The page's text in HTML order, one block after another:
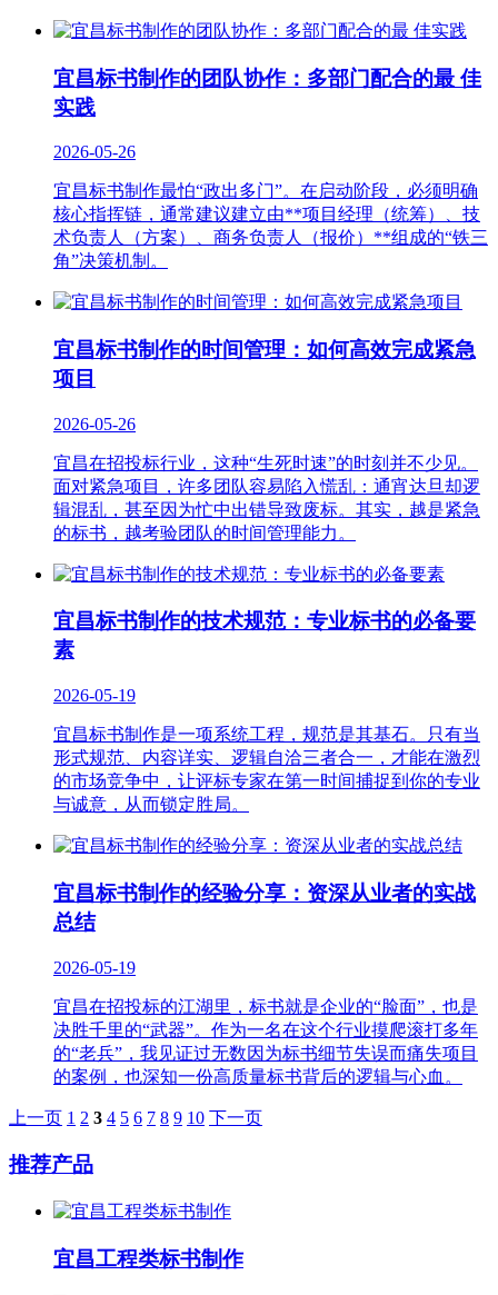
宜昌标书制作的团队协作：多部门配合的最 佳
实践
2026-05-26
宜昌标书制作最怕“政出多门”。在启动阶段，必须明确
核心指挥链，通常建议建立由**项目经理（统筹）、技
术负责人（方案）、商务负责人（报价）**组成的“铁三
角”决策机制。
宜昌标书制作的时间管理：如何高效完成紧急
项目
2026-05-26
宜昌在招投标行业，这种“生死时速”的时刻并不少见。
面对紧急项目，许多团队容易陷入慌乱：通宵达旦却逻
辑混乱，甚至因为忙中出错导致废标。其实，越是紧急
的标书，越考验团队的时间管理能力。
宜昌标书制作的技术规范：专业标书的必备要
素
2026-05-19
宜昌标书制作是一项系统工程，规范是其基石。只有当
形式规范、内容详实、逻辑自洽三者合一，才能在激烈
的市场竞争中，让评标专家在第一时间捕捉到你的专业
与诚意，从而锁定胜局。
宜昌标书制作的经验分享：资深从业者的实战
总结
2026-05-19
宜昌在招投标的江湖里，标书就是企业的“脸面”，也是
决胜千里的“武器”。作为一名在这个行业摸爬滚打多年
的“老兵”，我见证过无数因为标书细节失误而痛失项目
的案例，也深知一份高质量标书背后的逻辑与心血。
上一页 1 2 3 4 5 6 7 8 9 10 下一页
推荐产品
宜昌工程类标书制作